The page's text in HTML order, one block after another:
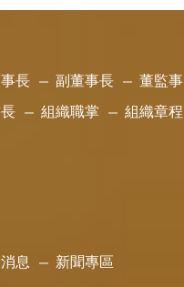
長 副董事長 董監事
組織職掌 組織章程
息 新聞專區